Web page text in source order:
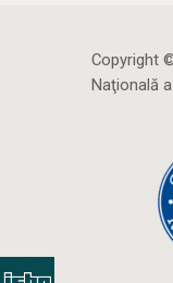
Copyright
Naţională